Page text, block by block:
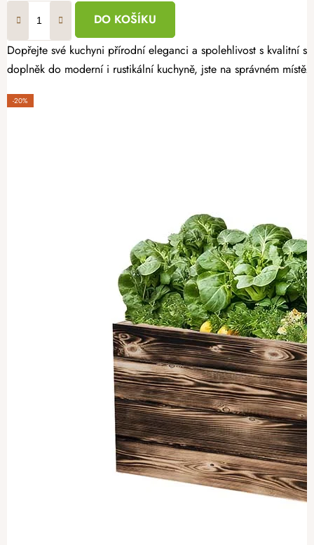
DO KOŠÍKU
Dopřejte své kuchyni přírodní eleganci a spolehlivost s kvalitní
doplněk do moderní i rustikální kuchyně, jste na správném místě.
-20%